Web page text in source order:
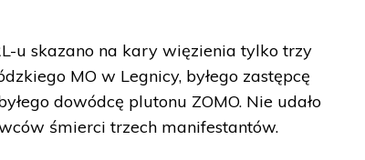
u skazano na kary więzienia tylko trzy
MO w Legnicy, byłego zastępcę
dowódcę plutonu ZOMO. Nie udało
śmierci trzech manifestantów.